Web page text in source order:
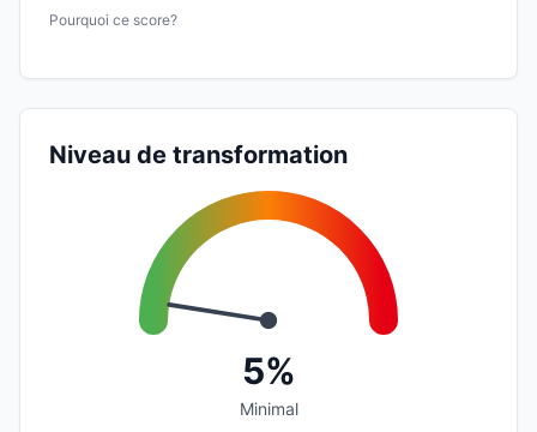
Pourquoi ce score?
Niveau de transformation
5%
Minimal